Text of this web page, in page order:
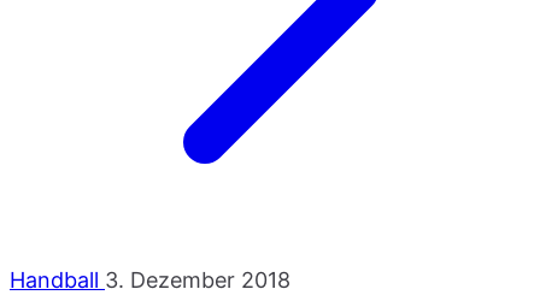
Handball 3. Dezember 2018